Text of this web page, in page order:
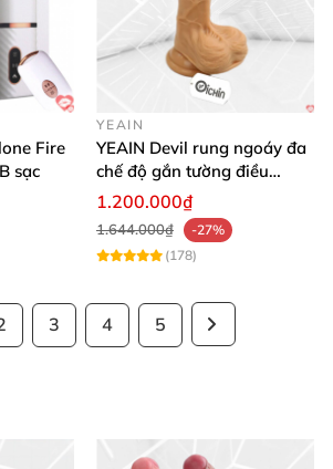
Fire
sạc
YEAIN
YEAIN Devil rung ngoáy đa
chế độ gắn tường điều
khiển từ xa tiện lợi
1.200.000₫
1.644.000₫
-27%
(178)
3 4 5